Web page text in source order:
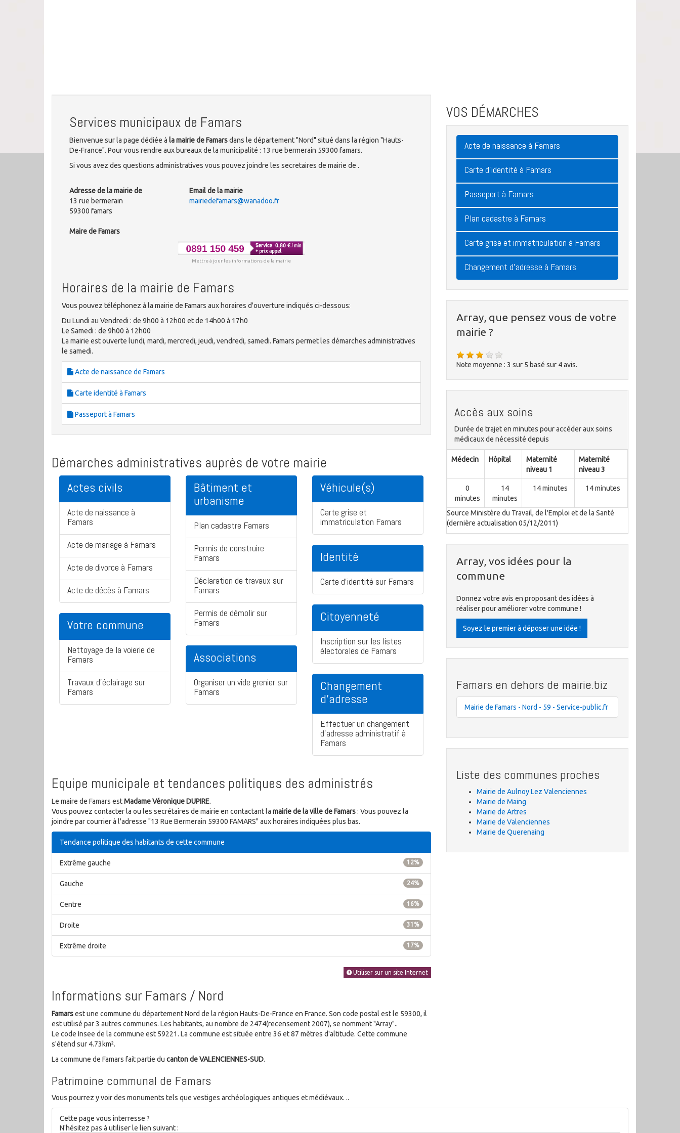
Services municipaux de Famars
Bienvenue sur la page dédiée à la mairie de Famarsdans le département "Nord" situé dans la région "Hauts-
De-France". Pour vous rendre aux bureaux de la municipalité : 13 rue bermerain 59300 famars.
Si vous avez des questions administratives vous pouvez joindre les secretaires de mairie de .
Adresse de la mairie de
13 rue bermerain
59300 famars
Maire de Famars
Email de la mairie
mairiedefamars@wanadoo.fr
Mettre à jour les informations de la mairie
Horaires de la mairie de Famars
Vous pouvez téléphonez à la mairie de Famars aux horaires d'ouverture indiqués ci-dessous:
Du Lundi au Vendredi : de 9h00 à 12h00 et de 14h00 à 17h0
Le Samedi : de 9h00 à 12h00
La mairie est ouverte lundi, mardi, mercredi, jeudi, vendredi, samedi. Famars permet les démarches administratives
le samedi.
Acte de naissance de Famars
Carte identité à Famars
Passeport à Famars
Démarches administratives auprès de votre mairie
Actes civils
Acte de naissance à
Famars
Acte de mariage à Famars
Acte de divorce à Famars
Acte de décès à Famars
Votre commune
Nettoyage de la voierie de
Famars
Travaux d'éclairage sur
Famars
Bâtiment et
urbanisme
Plan cadastre Famars
Permis de construire
Famars
Déclaration de travaux sur
Famars
Permis de démolir sur
Famars
Associations
Organiser un vide grenier sur
Famars
Véhicule(s)
Carte grise et
immatriculation Famars
Identité
Carte d'identité sur Famars
Citoyenneté
Inscription sur les listes
électorales de Famars
Changement
d'adresse
Effectuer un changement
d'adresse administratif à
Famars
Equipe municipale et tendances politiques des administrés
Le maire de Famars estMadame Véronique DUPIRE.
Vous pouvez contacter la ou les secrétaires de mairie en contactant la mairie de la ville de Famars: Vous pouvez la
joindre par courrier à l'adresse "13 Rue Bermerain 59300 FAMARS" aux horaires indiquées plus bas.
Tendance politique des habitants de cette commune
12%
Extrême gauche
24%
Gauche
16%
Centre
31%
Droite
17%
Extrême droite
Utiliser sur un site Internet
Informations sur Famars / Nord
Famarsest une commune du département Nord de la région Hauts-De-France en France. Son code postal est le 59300, il
est utilisé par 3 autres communes. Les habitants, au nombre de 2474(recensement 2007), se nomment "Array"..
Le code Insee de la commune est 59221. La commune est située entre 36 et 87 mètres d'altitude. Cette commune
s'étend sur 4.73km².
La commune de Famars fait partie du canton de VALENCIENNES-SUD.
Patrimoine communal de Famars
Vous pourrez y voir des monuments tels que vestiges archéologiques antiques et médiévaux. ..
VOS DÉMARCHES
Acte de naissance à Famars
Carte d'identité à Famars
Passeport à Famars
Plan cadastre à Famars
Carte grise et immatriculation à Famars
Changement d'adresse à Famars
Array, que pensez vous de votre
mairie ?
Note moyenne : 3 sur 5 basé sur 4avis.
Accès aux soins
Durée de trajet en minutes pour accéder aux soins
médicaux de nécessité depuis
Médecin Hôpital
Maternité
niveau 1
Maternité
niveau 3
0
minutes
14
minutes
14 minutes 14 minutes
Source Ministère du Travail, de l'Emploi et de la Santé
(dernière actualisation 05/12/2011)
Array, vos idées pour la
commune
Donnez votre avis en proposant des idées à
réaliser pour améliorer votre commune !
Soyez le premier à déposer une idée !
Famars en dehors de mairie.biz
Mairie de Famars - Nord - 59 - Service-public.fr
Liste des communes proches
Mairie de Aulnoy Lez Valenciennes
Mairie de Maing
Mairie de Artres
Mairie de Valenciennes
Mairie de Querenaing
Cette page vous interresse ?
N'hésitez pas à utiliser le lien suivant :